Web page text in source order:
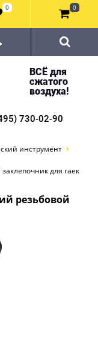
ВСЁ для
сжатого
воздуха!
730-02-90
инструмент
для гаек
резьбовой
0 0